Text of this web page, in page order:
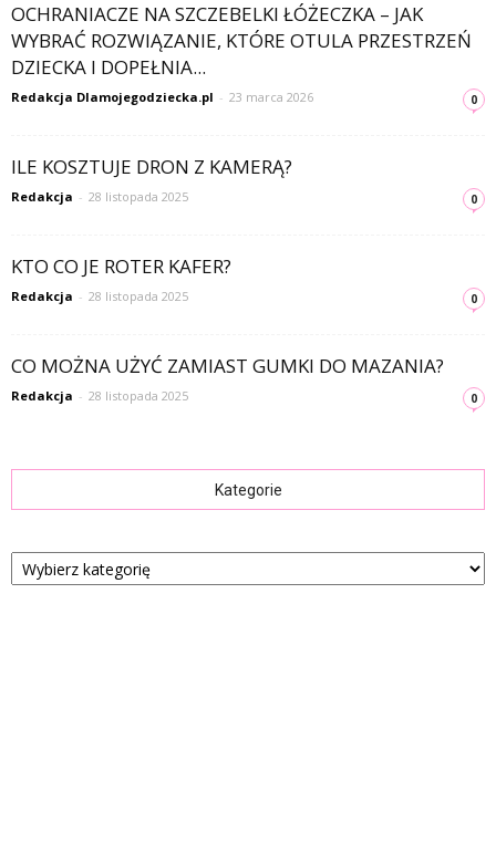
OCHRANIACZE NA SZCZEBELKI ŁÓŻECZKA – JAK
WYBRAĆ ROZWIĄZANIE, KTÓRE OTULA PRZESTRZEŃ
DZIECKA I DOPEŁNIA...
Redakcja Dlamojegodziecka.pl - 23 marca 2026 0
ILE KOSZTUJE DRON Z KAMERĄ?
Redakcja - 28 listopada 2025 0
KTO CO JE ROTER KAFER?
Redakcja - 28 listopada 2025 0
CO MOŻNA UŻYĆ ZAMIAST GUMKI DO MAZANIA?
Redakcja - 28 listopada 2025 0
Kategorie
Kategorie